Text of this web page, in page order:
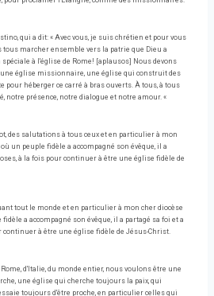
qui a dit: « Avec vous, je suis chrétien et pour vous
tous marcher ensemble vers la patrie que Dieu a
à l'église de Rome! [aplausos] Nous devons
église missionnaire, une église qui construit des
pour héberger ce carré à bras ouverts. À tous, à tous
notre présence, notre dialogue et notre amour. «
des salutations à tous ceux et en particulier à mon
un peuple fidèle a accompagné son évêque, il a
à la fois pour continuer à être une église fidèle de
tout le monde et en particulier à mon cher diocèse
a accompagné son évêque, il a partagé sa foi et a
continuer à être une église fidèle de Jésus-Christ.
d'Italie, du monde entier, nous voulons être une
une église qui cherche toujours la paix, qui
toujours d'être proche, en particulier celles qui